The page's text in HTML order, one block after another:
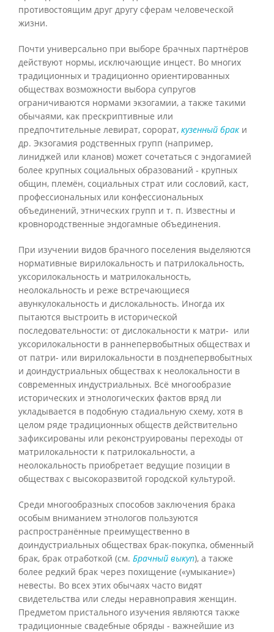
противостоящим друг другу сферам человеческой
жизни.
Почти универсально при выборе брачных партнёров
действуют нормы, исключающие инцест. Во многих
традиционных и традиционно ориентированных
обществах возможности выбора супругов
ограничиваются нормами экзогамии, а также такими
обычаями, как прескриптивные или
предпочтительные левират, сорорат, кузенный брак и
др. Экзогамия родственных групп (например,
линиджей или кланов) может сочетаться с эндогамией
более крупных социальных образований - крупных
общин, племён, социальных страт или сословий, каст,
профессиональных или конфессиональных
объединений, этнических групп и т. п. Известны и
кровнородственные эндогамные объединения.
При изучении видов брачного поселения выделяются
нормативные вирилокальность и патрилокальность,
уксорилокальность и матрилокальность,
неолокальность и реже встречающиеся
авункулокальность и дислокальность. Иногда их
пытаются выстроить в исторической
последовательности: от дислокальности к матри- или
уксорилокальности в раннепервобытных обществах и
от патри- или вирилокальности в позднепервобытных
и доиндустриальных обществах к неолокальности в
современных индустриальных. Всё многообразие
исторических и этнологических фактов вряд ли
укладывается в подобную стадиальную схему, хотя в
целом ряде традиционных обществ действительно
зафиксированы или реконструированы переходы от
матрилокальности к патрилокальности, а
неолокальность приобретает ведущие позиции в
обществах с высокоразвитой городской культурой.
Среди многообразных способов заключения брака
особым вниманием этнологов пользуются
распространённые преимущественно в
доиндустриальных обществах брак-покупка, обменный
брак, брак отработкой (см. Брачный выкуп), а также
более редкий брак через похищение («умыкание»)
невесты. Во всех этих обычаях часто видят
свидетельства или следы неравноправия женщин.
Предметом пристального изучения являются также
традиционные свадебные обряды - важнейшие из